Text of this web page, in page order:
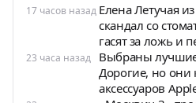
17 часов назад Елена Летучая
скандал со
гасят за ложь и
23 часа назад
Выбраны
Дорогие, но они
аксессуаров